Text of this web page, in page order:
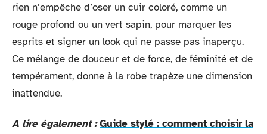
rien n’empêche d’oser un cuir coloré, comme un
rouge profond ou un vert sapin, pour marquer les
esprits et signer un look qui ne passe pas inaperçu.
Ce mélange de douceur et de force, de féminité et de
tempérament, donne à la robe trapèze une dimension
inattendue.
A lire également : Guide stylé : comment choisir la